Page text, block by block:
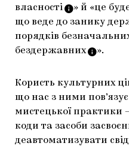
власності
» й «це
що веде до занику
порядків
бездержавних
».
Користь культурних
що нас з ними пов’язує
мистецької практики
коди та засоби
деавтоматизувати